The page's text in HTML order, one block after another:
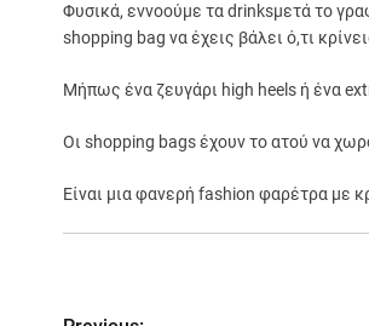
Φυσικά, εννοούμε τα drinksμετά το
shopping bag να έχεις βάλει ό,τι
Μήπως ένα ζευγάρι high heels ή ένα
Οι shopping bags έχουν το ατού να
Είναι μια φανερή fashion φαρέτρα με